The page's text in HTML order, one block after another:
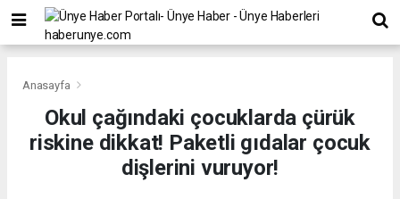
Anasayfa
Okul çağındaki çocuklarda çürük
riskine dikkat! Paketli gıdalar çocuk
dişlerini vuruyor!